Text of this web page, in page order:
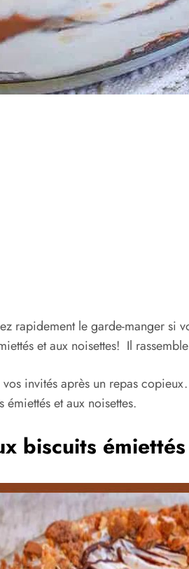
rapidement le garde-manger si
et aux noisettes! Il
invités après un repas
et aux noisettes.
biscuits